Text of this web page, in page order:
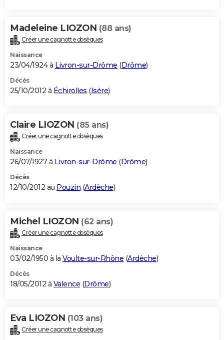
Madeleine LIOZON (88 ans)
Créer une cagnotte obsèques
Naissance
23/04/1924 à Livron-sur-Drôme (Drôme)
Décès
25/10/2012 à Échirolles (Isère)
Claire LIOZON (85 ans)
Créer une cagnotte obsèques
Naissance
26/07/1927 à Livron-sur-Drôme (Drôme)
Décès
12/10/2012 au Pouzin (Ardèche)
Michel LIOZON (62 ans)
Créer une cagnotte obsèques
Naissance
03/02/1950 à la Voulte-sur-Rhône (Ardèche)
Décès
18/05/2012 à Valence (Drôme)
Eva LIOZON (103 ans)
Créer une cagnotte obsèques